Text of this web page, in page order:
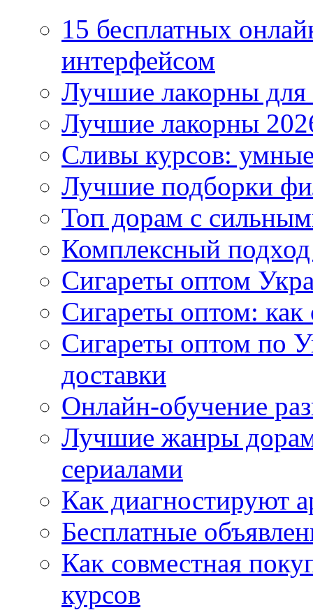
15 бесплатных
интерфейсом
Лучшие лакорны для
Лучшие лакорны
Сливы курсов:
Лучшие подборки
Топ дорам с
Комплексный
Сигареты оптом
Сигареты оптом: как
Сигареты оптом по
доставки
Онлайн-обучение
Лучшие жанры дорам
сериалами
Как диагностируют
Бесплатные
Как совместная
курсов